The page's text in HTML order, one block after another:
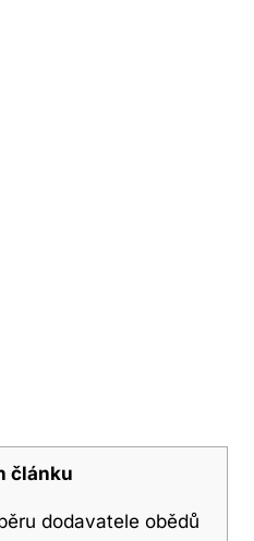
článku
dodavatele obědů